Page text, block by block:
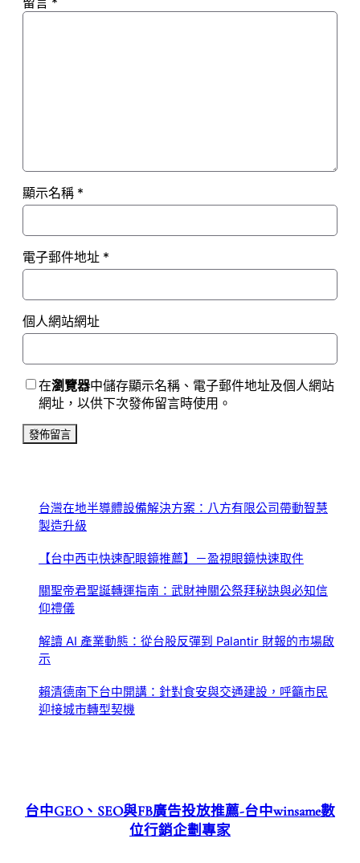
顯示名稱 *
電子郵件地址 *
個人網站網址
在瀏覽器中儲存顯示名稱、電子郵件地址及個人網站
網址，以供下次發佈留言時使用。
台灣在地半導體設備解決方案：八方有限公司帶動智慧
製造升級
【台中西屯快速配眼鏡推薦】－盈視眼鏡快速取件
關聖帝君聖誕轉運指南：武財神關公祭拜秘訣與必知信
仰禮儀
解讀 AI 產業動態：從台股反彈到 Palantir 財報的市場啟
示
賴清德南下台中開講：針對食安與交通建設，呼籲市民
迎接城市轉型契機
台中GEO、SEO與FB廣告投放推薦-台中winsame數
位行銷企劃專家